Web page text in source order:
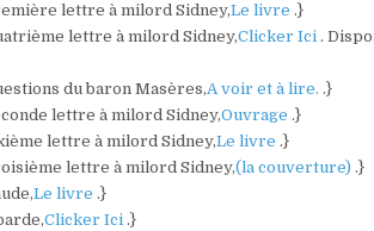
lettre à milord Sidney,Le livre.}
lettre à milord Sidney,Clicker Ici.
du baron Masères,A voir et à lire..}
lettre à milord Sidney,Ouvrage.}
lettre à milord Sidney,Le livre.}
lettre à milord Sidney,(la couverture).}
Le livre.}
Clicker Ici.}